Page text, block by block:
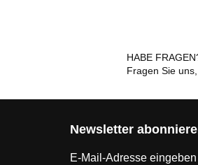
HABE
Fragen Sie
Newsletter
E-Mail-Adresse eingeben